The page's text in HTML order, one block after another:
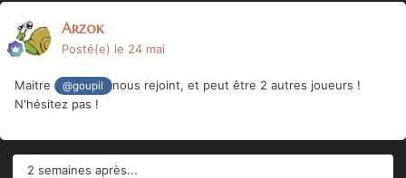
Arzok
Posté(e) le 24 mai
Maitre @goupil
nous rejoint, et peut être 2 autres joueurs !
N'hésitez pas !
2 semaines après...